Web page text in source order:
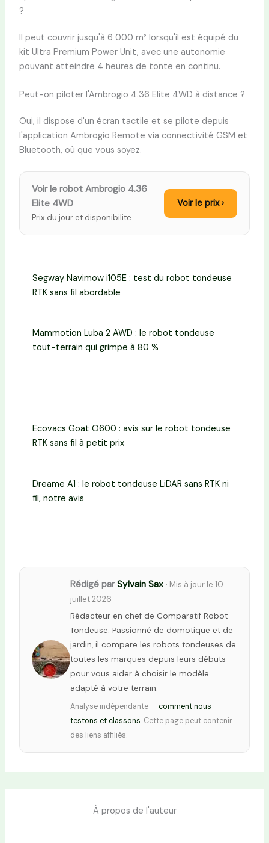
?
Il peut couvrir jusqu'à 6 000 m² lorsqu'il est équipé du
kit Ultra Premium Power Unit, avec une autonomie
pouvant atteindre 4 heures de tonte en continu.
Peut-on piloter l'Ambrogio 4.36 Elite 4WD à distance ?
Oui, il dispose d'un écran tactile et se pilote depuis
l'application Ambrogio Remote via connectivité GSM et
Bluetooth, où que vous soyez.
Voir le robot Ambrogio 4.36
Elite 4WD
Prix du jour et disponibilite
Voir le prix ›
Segway Navimow i105E : test du robot tondeuse
RTK sans fil abordable
Mammotion Luba 2 AWD : le robot tondeuse
tout-terrain qui grimpe à 80 %
Ecovacs Goat O600 : avis sur le robot tondeuse
RTK sans fil à petit prix
Dreame A1 : le robot tondeuse LiDAR sans RTK ni
fil, notre avis
Rédigé parSylvain Sax · Mis à jour le 10
juillet 2026
Rédacteur en chef de Comparatif Robot
Tondeuse. Passionné de domotique et de
jardin, il compare les robots tondeuses de
toutes les marques depuis leurs débuts
pour vous aider à choisir le modèle
adapté à votre terrain.
Analyse indépendante — comment nous
testons et classons. Cette page peut contenir
des liens affiliés.
À propos de l'auteur